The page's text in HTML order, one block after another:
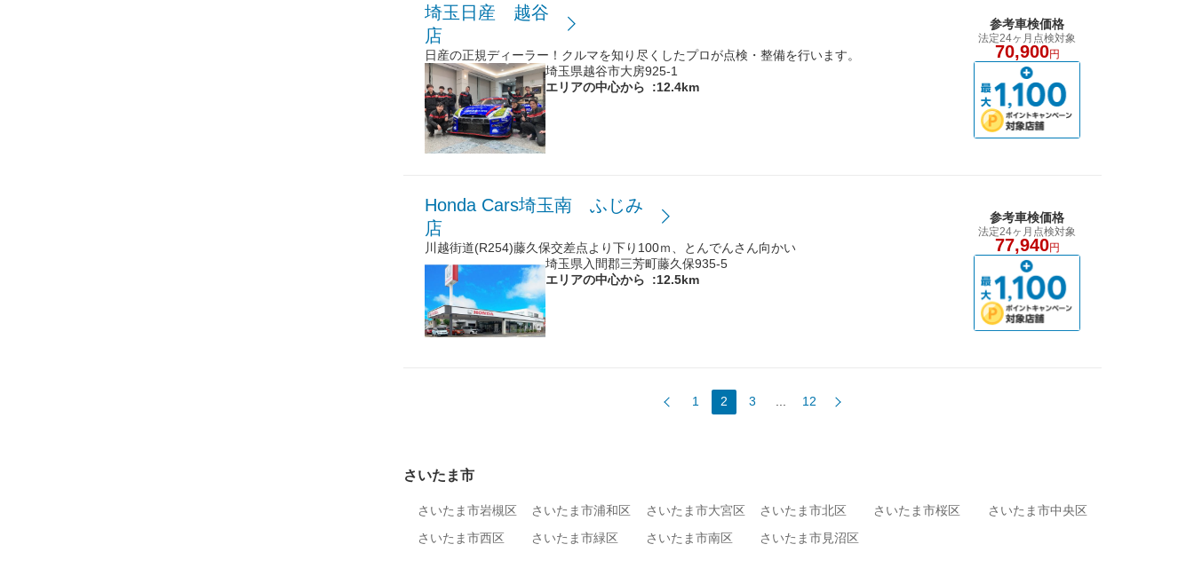
埼玉日産 越谷
店
日産の正規ディーラー！クルマを知り尽くしたプロが点検・整備を行います。
埼玉県越谷市大房925-1
エリアの中心から
:12.4km
参考車検価格
法定24ヶ月点検対象
70,900円
Honda Cars埼玉南 ふじみ
店
川越街道(R254)藤久保交差点より下り100ｍ、とんでんさん向かい
埼玉県入間郡三芳町藤久保935-5
エリアの中心から
:12.5km
参考車検価格
法定24ヶ月点検対象
77,940円
1 2 3 ... 12
さいたま市
さいたま市岩槻区 さいたま市浦和区 さいたま市大宮区 さいたま市北区 さいたま市桜区
さいたま市中央区
さいたま市西区
さいたま市緑区 さいたま市南区 さいたま市見沼区